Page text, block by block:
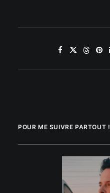
POUR ME SUIVRE PARTOUT !